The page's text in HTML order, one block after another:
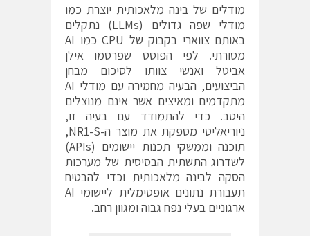
מודלים של בינה מלאכותית יוצרת כמו
מודלי שפה גדולים (LLMs) נתקלים
באותם צווארי בקבוק של CPU כמו AI
מסורתי. לפי הפוסט שפרסמו אילן
אביטל ואנשי צוותו לסיכום מבחן
הביצועים, הבעיה מחמירה עם מודלי AI
מתקדמים ומאיצים אשר אינם מנוצלים
היטב. כדי להתמודד עם בעיה זו,
ניוריאליטי מספקת את מוצר ה-NR1-S,
תוכנה וממשקי תכנות יישומים (APIs)
לשדרוג התשתית הבסיסית של מערכות
הסקה לבינה מלאכותית וכדי להבטיח
תעבורת נתונים אופטימלית ליישומי AI
ארגוניים בעלי נפח גבוה ומגוון רחב.